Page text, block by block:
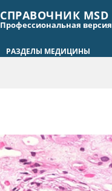
СПРАВОЧНИК MSD
Профессиональная версия
РАЗДЕЛЫ МЕДИЦИНЫ